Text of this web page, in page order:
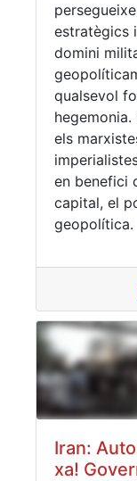
estratègics
domini
qualsevol
els
en benefici
capital, el
geopolítica.
Iran:
xa!